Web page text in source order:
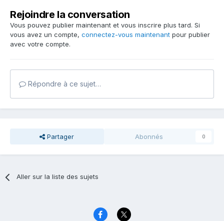
Rejoindre la conversation
Vous pouvez publier maintenant et vous inscrire plus tard. Si
vous avez un compte, connectez-vous maintenant pour publier
avec votre compte.
Répondre à ce sujet…
Partager Abonnés 0
Aller sur la liste des sujets